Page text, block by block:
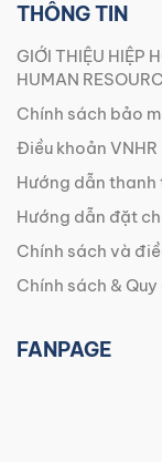
THÔNG TIN
GIỚI THIỆU HIỆP
HUMAN
Chính sách bảo
Điều khoản VNHR
Hướng dẫn thanh
Hướng dẫn đặt
Chính sách và
Chính sách &
FANPAGE